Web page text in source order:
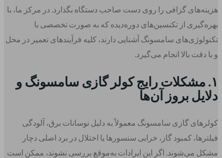
هزینه‌های گزافی را روی دست صاحب دستگاه بگذارد. در مرکز ما، با
بهره‌گیری از تکنسین‌های دوره‌دیده که به صورت تخصصی با
تکنولوژی‌های سامسونگ آشنایی دارند، کلیه فرآیندهای تعمیر در محل
و با دقت بالا انجام می‌گیرد.
۱. مشکلات رایج کولر گازی سامسونگ و
دلایل بروز آن‌ها
کولرهای گازی سامسونگ معمولاً به دلیل نوسانات برق، آلودگی
فیلترها، کمبود گاز، خرابی سنسورها یا اختلال در برد اصلی دچار
مشکل می‌شوند. اگر این ایرادات به‌موقع بررسی نشوند، ممکن است